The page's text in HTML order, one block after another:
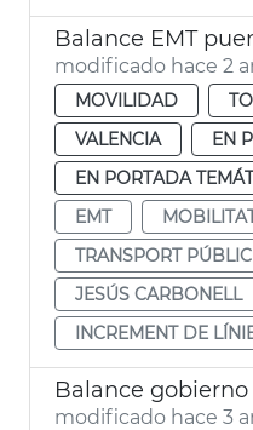
Balance EMT
modificado hace 2
MOVILIDAD
VALENCIA
EN
EN PORTADA
EMT
TRANSPORT PÚBLIC
JESÚS CARBONELL
INCREMENT DE
Balance
modificado hace 3